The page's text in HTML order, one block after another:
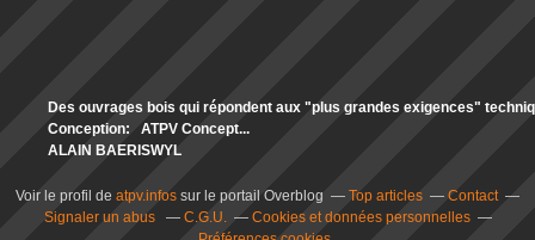
Des ouvrages bois qui répondent aux "plus grandes exigences"
Conception: ATPV Concept...
ALAIN BAERISWYL
Voir le profil de atpv.infos sur le portail Overblog Top articles
Contact
Signaler un abus
C.G.U.
Cookies et données personnelles